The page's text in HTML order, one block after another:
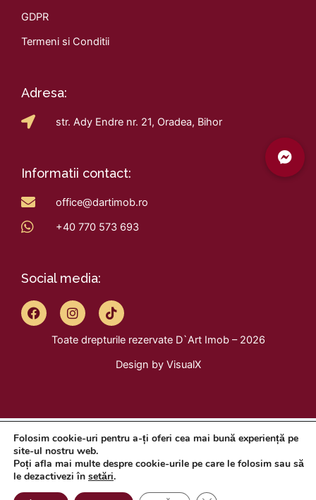
GDPR
Termeni si Conditii
Adresa:
str. Ady Endre nr. 21, Oradea, Bihor
Informatii contact:
office@dartimob.ro
+40 770 573 693
Social media:
F
a
c
I
n
s
t
T
i
k
t
k
Toate drepturile rezervate D`Art Imob – 2026
Design by VisualX
Folosim cookie-uri pentru a-ți oferi cea mai bună experiență pe
site-ul nostru web.
Poți afla mai multe despre cookie-urile pe care le folosim sau să
le dezactivezi în setări.